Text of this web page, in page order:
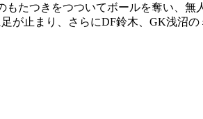
たつきをつついてボールを奪い、
が止まり、さらにDF鈴木、GK浅沼の